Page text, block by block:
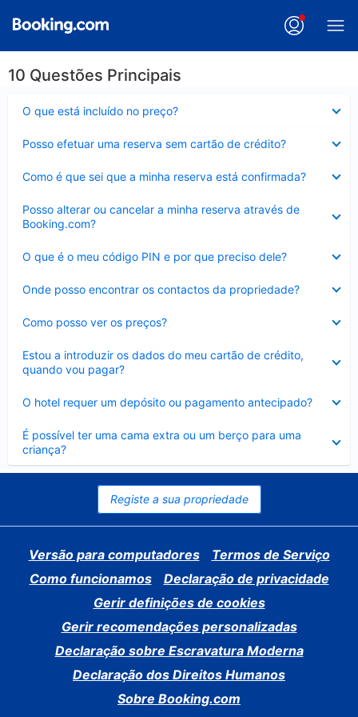
10 Questões Principais
O que está incluído no preço?
fechado
Posso efetuar uma reserva sem cartão de crédito?
fechado
Como é que sei que a minha reserva está confirmada?
fechado
Posso alterar ou cancelar a minha reserva através de
Booking.com?
fechado
O que é o meu código PIN e por que preciso dele?
fechado
Onde posso encontrar os contactos da propriedade?
fechado
Como posso ver os preços?
fechado
Estou a introduzir os dados do meu cartão de crédito,
quando vou pagar?
fechado
O hotel requer um depósito ou pagamento antecipado?
fechado
É possível ter uma cama extra ou um berço para uma
criança?
Elemento
fechado
Registe a sua propriedade
Versão para computadores
Termos de Serviço
Como funcionamos
Declaração de privacidade
Gerir definições de cookies
Gerir recomendações personalizadas
Declaração sobre Escravatura Moderna
Declaração dos Direitos Humanos
Sobre Booking.com